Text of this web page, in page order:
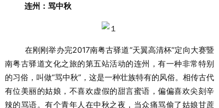
连州：骂中秋
在刚刚举办完2017南粤古驿道“天翼高清杯”定向大赛暨
南粤古驿道文化之旅的第五站活动的连州，有一种非常特别
的习俗，叫做“骂中秋”，这是一种壮族特有的风俗。相传古代
有位美丽的姑娘，不喜欢虚假的甜言蜜语，偏偏喜欢尖刻辛
辣的骂语。有个青年人在中秋之夜，当众痛骂偷了姑娘甘蔗